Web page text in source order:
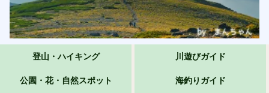
登山・ハイキング 川遊びガイド
公園・花・自然スポット 海釣りガイド